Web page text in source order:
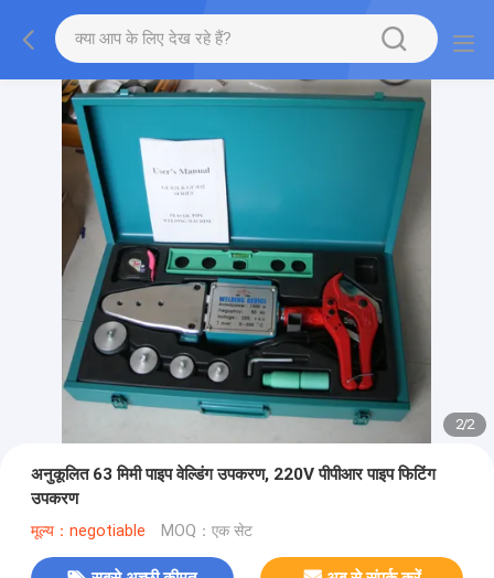
2/2
अनुकूलित 63 मिमी पाइप वेल्डिंग उपकरण, 220V पीपीआर पाइप फिटिंग
उपकरण
मूल्य：negotiable MOQ：एक सेट